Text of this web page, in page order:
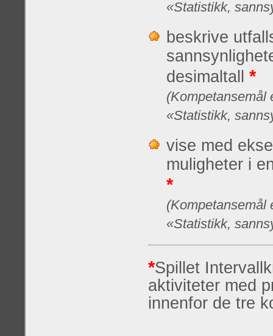
«Statistikk,
beskrive
desimaltall *
(Kompetansemål
«Statistikk,
vise med
muligheter i
*
(Kompetansemål
«Statistikk,
*Spillet
aktiviteter med
innenfor de tre